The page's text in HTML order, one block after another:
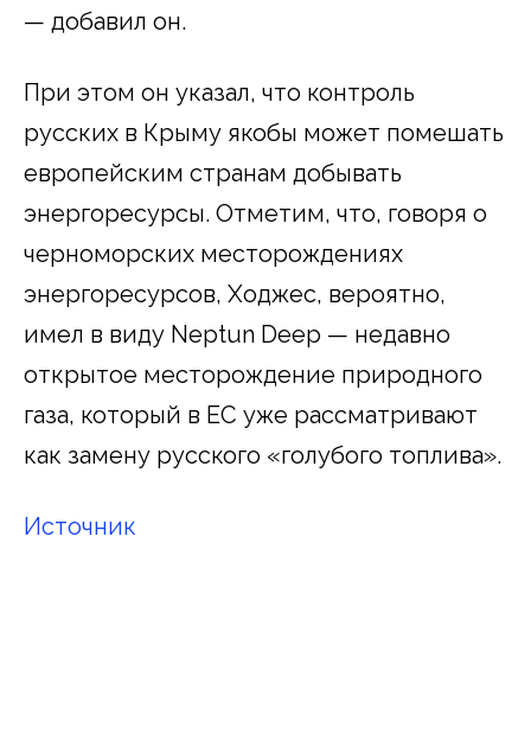
— добавил он.
При этом он указал, что контроль
русских в Крыму якобы может помешать
европейским странам добывать
энергоресурсы. Отметим, что, говоря о
черноморских месторождениях
энергоресурсов, Ходжес, вероятно,
имел в виду Neptun Deep — недавно
открытое месторождение природного
газа, который в ЕС уже рассматривают
как замену русского «голубого топлива».
Источник